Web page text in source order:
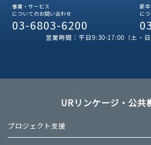
事業・サービス
についてのお問い合わせ
03-6803-6200
新
に
営業時間：平日9:30-17:00（土・
URリンケージ・公共
プロジェクト支援